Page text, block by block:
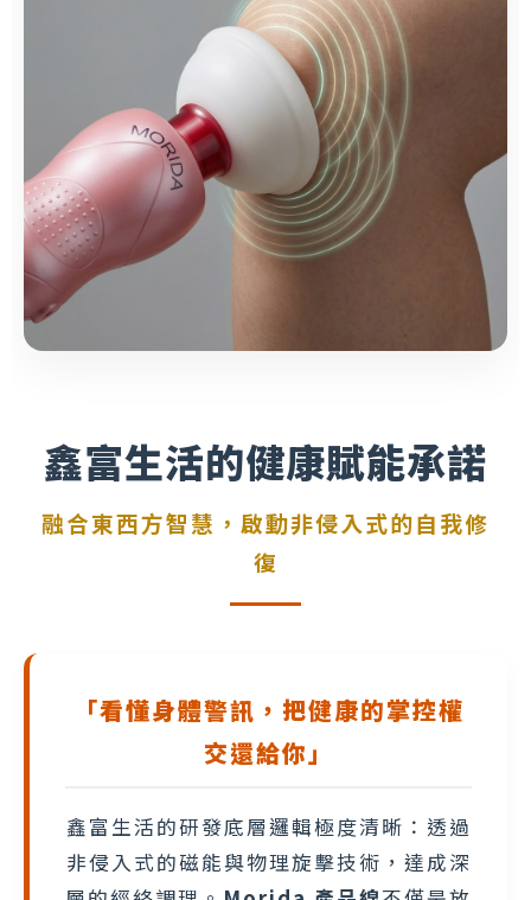
鑫富生活的健康賦能承諾
融合東西方智慧，啟動非侵入式的自我修
復
「看懂身體警訊，把健康的掌控權
交還給你」
鑫富生活的研發底層邏輯極度清晰：透過
非侵入式的磁能與物理旋擊技術，達成深